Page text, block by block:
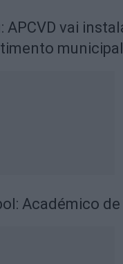
APCVD vai
Académico